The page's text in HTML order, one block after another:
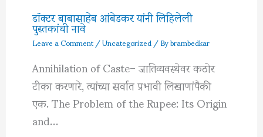
डॉक्टर बाबासाहेब आंबेडकर यांनी लिहिलेली
पुस्तकांची नावे
Leave a Comment/Uncategorized/ Bybrambedkar
Annihilation of Caste– जातिव्यवस्थेवर कठोर
टीका करणारे, त्यांच्या सर्वात प्रभावी लिखाणांपैकी
एक. The Problem of the Rupee: Its Origin
and…